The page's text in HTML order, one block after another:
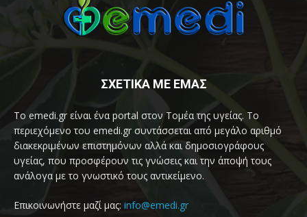
ΣΧΕΤΙΚΑ ΜΕ ΕΜΑΣ
Το emedi.gr είναι ένα portal στον Τομέα της υγείας. Το
περιεχόμενο του emedi.gr συντάσσεται από μεγάλο αριθμό
διακεκριμένων επιστημόνων αλλά και δημοσιογράφους
υγείας, που προσφέρουν τις γνώσεις και την άποψή τους
ανάλογα με το γνωστικό τους αντικείμενο.
Επικοινωνήστε μαζί μας: info@emedi.gr